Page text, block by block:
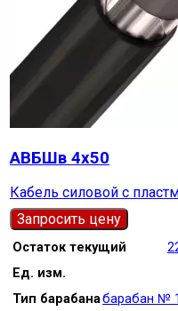
АВБШв 4х50
Кабель силовой с
Запросить цену
Остаток текущий
Ед. изм.
Тип барабанабарабан №